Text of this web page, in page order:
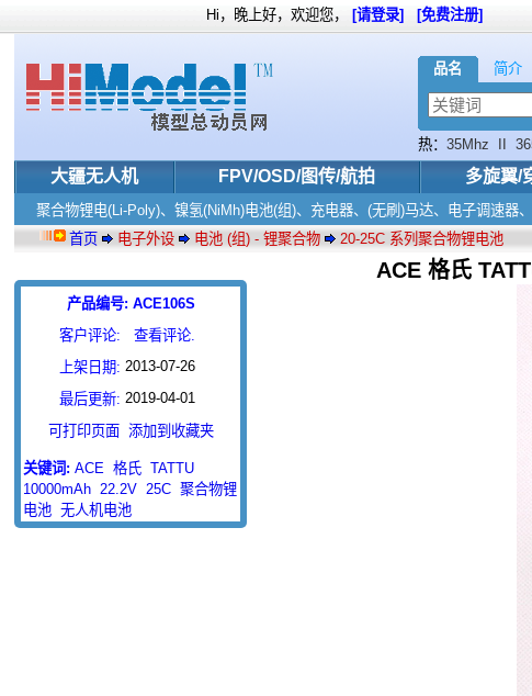
品名 简介
热： 35Mhz
大疆无人机 FPV/OSD/图传/航拍 多旋翼/
Hi，晚上好，欢迎您， [请登录] [免费注册]
聚合物锂电(Li-Poly)、镍氢(NiMh)电池(组)、充电器、(无刷)马达、电子调速器
首页
电子外设 电池 (组) - 锂聚合物 20-25C 系列聚合物锂电池
产品编号: ACE106S
客户评论:
查看评论.
上架日期: 2013-07-26
最后更新: 2019-04-01
可打印页面 添加到收藏夹
关键词:ACE 格氏 TATTU
10000mAh 22.2V 25C 聚合物锂
电池 无人机电池
ACE 格氏